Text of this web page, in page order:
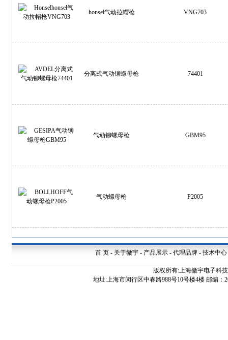
honsel气动拉帽枪 VNG703
分离式气动铆螺母枪 74401
气动铆螺母枪 GBM95
气动螺母枪 P2005
首 页- 关于徽宇- 产品展示- 代理品牌- 技术中心
版权所有:上海徽宇电子科
地址:上海市闵行区中春路988号10号楼4楼 邮编：